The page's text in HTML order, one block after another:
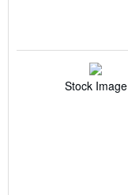
Stock Image